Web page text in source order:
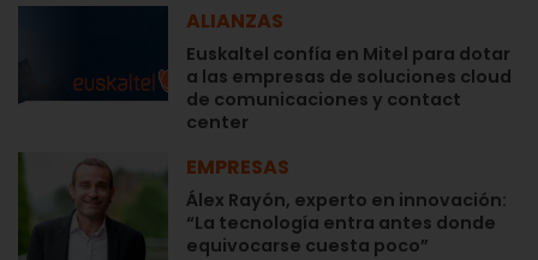
ALIANZAS
Euskaltel confía en Mitel para dotar
a las empresas de soluciones cloud
de comunicaciones y contact
center
EMPRESAS
Álex Rayón, experto en innovación:
“La tecnología entra antes donde
equivocarse cuesta poco”